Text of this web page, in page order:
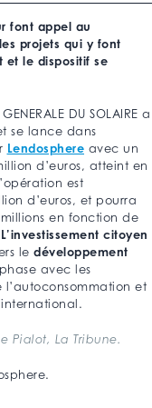
font appel au
projets qui y font
et le dispositif se
DU SOLAIRE a
se lance dans
Lendosphere avec un
d’euros, atteint en
est
d’euros, et pourra
millions en fonction de
L’investissement citoyen
le développement
avec les
et
Pialot, La Tribune.